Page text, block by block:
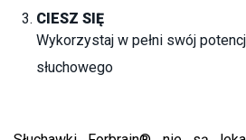
CIESZ SIĘ
Wykorzystaj w pełni swój
słuchowego